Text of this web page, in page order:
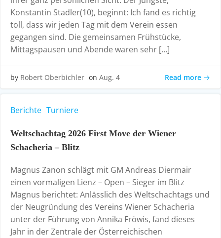
Konstantin Stadler(10), beginnt: Ich fand es richtig
toll, dass wir jeden Tag mit dem Verein essen
gegangen sind. Die gemeinsamen Frühstücke,
Mittagspausen und Abende waren sehr […]
by Robert Oberbichler on Aug. 4 Read more
Berichte Turniere
Weltschachtag 2026 First Move der Wiener
Schacheria – Blitz
Magnus Zanon schlägt mit GM Andreas Diermair
einen vormaligen Lienz – Open – Sieger im Blitz
Magnus berichtet: Anlässlich des Weltschachtags und
der Neugründung des Vereins Wiener Schacheria
unter der Führung von Annika Fröwis, fand dieses
Jahr in der Zentrale der Österreichischen